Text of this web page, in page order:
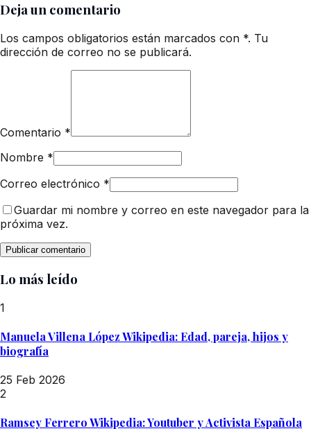
Deja un comentario
Los campos obligatorios están marcados con *. Tu
dirección de correo no se publicará.
Comentario *
Nombre *
Correo electrónico *
Guardar mi nombre y correo en este navegador para la
próxima vez.
Lo más leído
1
Manuela Villena López Wikipedia: Edad, pareja, hijos y
biografía
25 Feb 2026
2
Ramsey Ferrero Wikipedia: Youtuber y Activista Española